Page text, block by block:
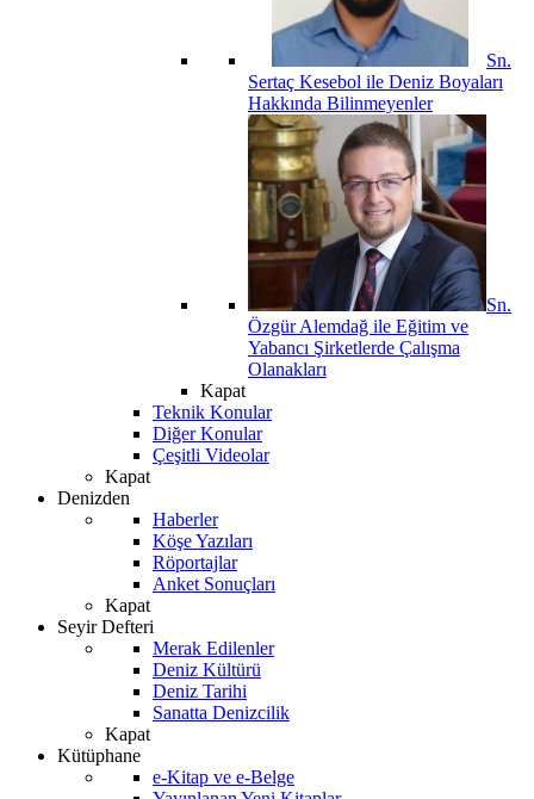
Sn.
Sertaç Kesebol ile Deniz Boyaları
Hakkında Bilinmeyenler
Sn.
Özgür Alemdağ ile Eğitim ve
Yabancı Şirketlerde Çalışma
Olanakları
Kapat
Teknik Konular
Diğer Konular
Çeşitli Videolar
Kapat
Denizden
Haberler
Köşe Yazıları
Röportajlar
Anket Sonuçları
Kapat
Seyir Defteri
Merak Edilenler
Deniz Kültürü
Deniz Tarihi
Sanatta Denizcilik
Kapat
Kütüphane
e-Kitap ve e-Belge